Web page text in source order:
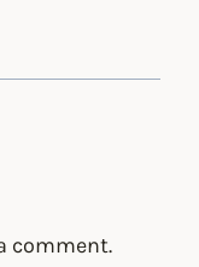
comment.